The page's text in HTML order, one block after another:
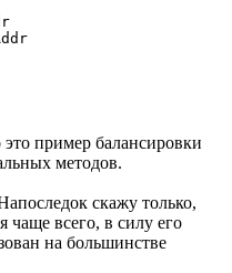
пример балансировки
методов.
скажу только,
чаще всего, в силу его
на большинстве